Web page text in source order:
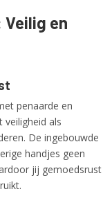
en
penaarde en
veiligheid als
De ingebouwde
handjes geen
jij gemoedsrust